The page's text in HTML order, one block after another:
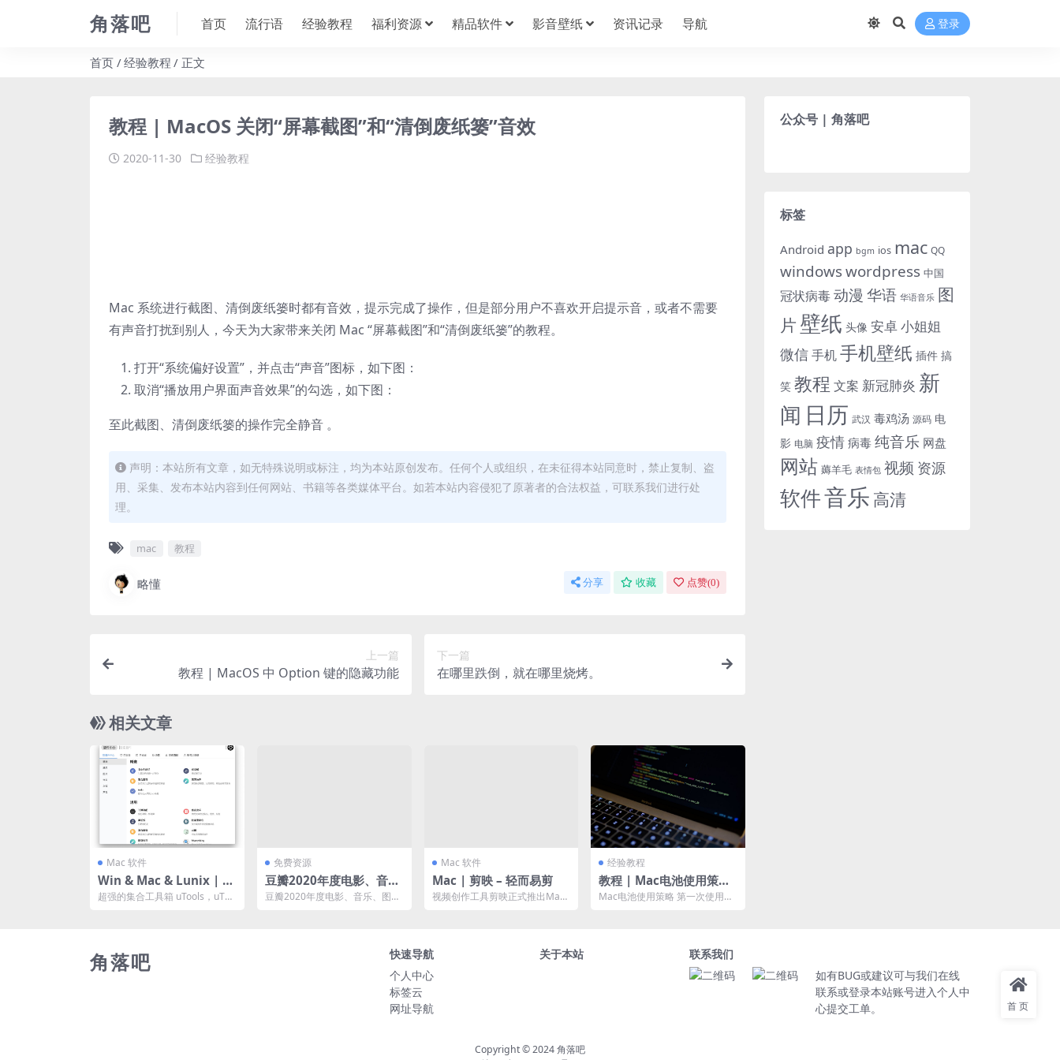
角落吧 首页 流行语 经验教程 福利资源 精品软件 影音壁纸 资讯记录 导航 登录
首页 经验教程 正文
教程 | MacOS 关闭“屏幕截图”和“清倒废纸篓”音效
2020-11-30 经验教程
Mac 系统进行截图、清倒废纸篓时都有音效，提示完成了操作，但是部分用户不喜欢开启提示音，或者不需要
有声音打扰到别人，今天为大家带来关闭 Mac “屏幕截图”和“清倒废纸篓”的教程。
打开“系统偏好设置”，并点击“声音”图标，如下图：
取消“播放用户界面声音效果”的勾选，如下图：
至此截图、清倒废纸篓的操作完全静音 。
声明：本站所有文章，如无特殊说明或标注，均为本站原创发布。任何个人或组织，在未征得本站同意时，禁止复制、盗
用、采集、发布本站内容到任何网站、书籍等各类媒体平台。如若本站内容侵犯了原著者的合法权益，可联系我们进行处
理。
mac 教程
略懂 分享 收藏 点赞(0)
上一篇
教程 | MacOS 中 Option 键的隐藏功能
下一篇
在哪里跌倒，就在哪里烧烤。
相关文章
Mac 软件
Win & Mac & Lunix | 超
强工具箱 uTools，提高效
超强的集合工具箱 uTools，uToo
免费资源
豆瓣2020年度电影、音
乐、图书榜单
豆瓣2020年度电影、音乐、图书
Mac 软件
Mac | 剪映 – 轻而易剪
视频创作工具剪映正式推出Mac
经验教程
教程 | Mac电池使用策略
（转自知乎）
Mac电池使用策略 第一次使用笔
公众号 | 角落吧
标签
Android app bgm ios mac QQ
windowswordpress 中国
冠状病毒动漫 华语 华语音乐 图
片 壁纸 头像 安卓小姐姐
微信手机手机壁纸 插件 搞
笑 教程 文案 新冠肺炎 新
闻 日历 武汉 毒鸡汤 源码 电
影 电脑 疫情 病毒 纯音乐 网盘
网站 薅羊毛 表情包 视频 资源
软件音乐 高清
角落吧
快速导航
个人中心
标签云
网址导航
关于本站
联系我们
如有BUG或建议可与我们在线
联系或登录本站账号进入个人中
心提交工单。
Copyright © 2024角落吧
首页